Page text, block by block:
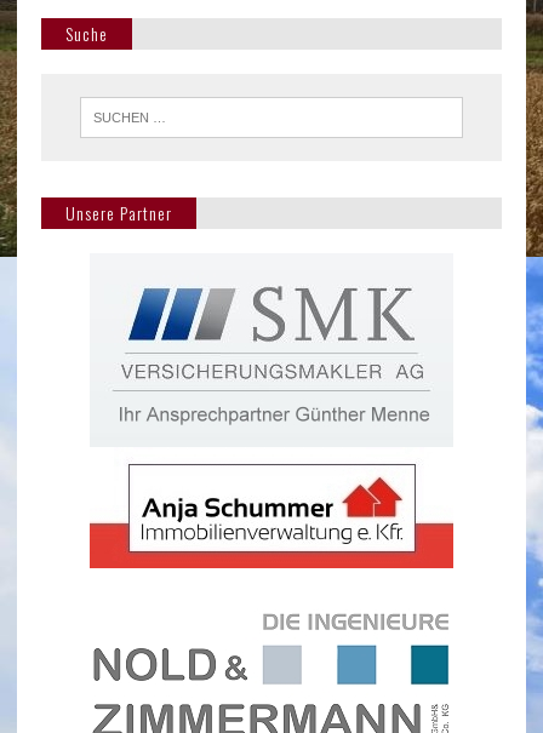
Suche
Unsere Partner